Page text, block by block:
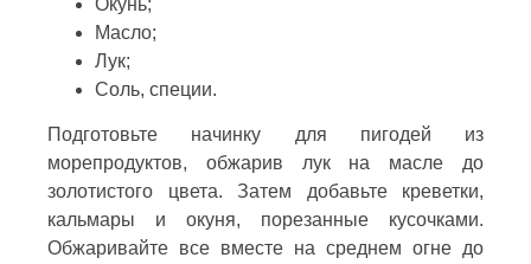
Масло;
Лук;
Соль, специи.
Подготовьте начинку для пигодей из
морепродуктов, обжарив лук на масле до
золотистого цвета. Затем добавьте креветки,
кальмары и окуня, порезанные кусочками.
Обжаривайте все вместе на среднем огне до